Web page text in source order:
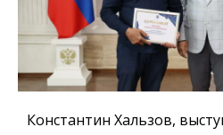
Константин Хальзов,